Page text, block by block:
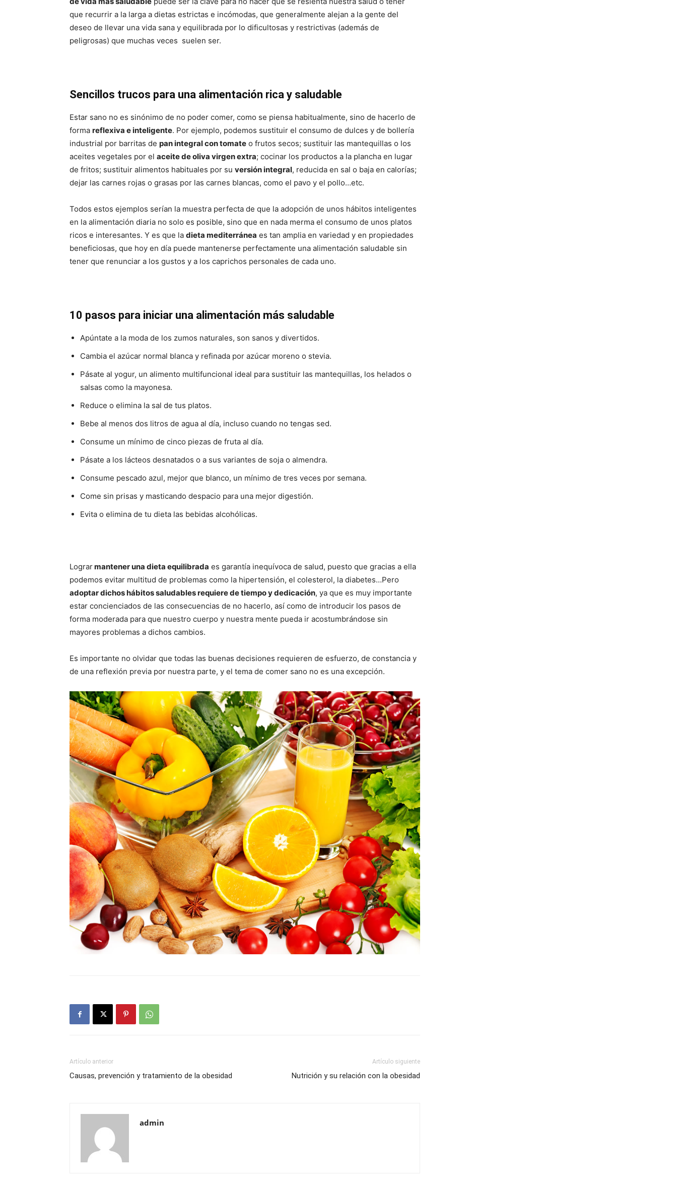
que recurrir a la larga a dietas estrictas e incómodas, que generalmente alejan a la gente del
deseo de llevar una vida sana y equilibrada por lo dificultosas y restrictivas (además de
peligrosas) que muchas veces suelen ser.
Sencillos trucos para una alimentación rica y saludable
Estar sano no es sinónimo de no poder comer, como se piensa habitualmente, sino de hacerlo de
forma reflexiva e inteligente. Por ejemplo, podemos sustituir el consumo de dulces y de bollería
industrial por barritas de pan integral con tomate o frutos secos; sustituir las mantequillas o los
aceites vegetales por el aceite de oliva virgen extra; cocinar los productos a la plancha en lugar
de fritos; sustituir alimentos habituales por su versión integral, reducida en sal o baja en calorías;
dejar las carnes rojas o grasas por las carnes blancas, como el pavo y el pollo…etc.
Todos estos ejemplos serían la muestra perfecta de que la adopción de unos hábitos inteligentes
en la alimentación diaria no solo es posible, sino que en nada merma el consumo de unos platos
ricos e interesantes. Y es que la dieta mediterránea es tan amplia en variedad y en propiedades
beneficiosas, que hoy en día puede mantenerse perfectamente una alimentación saludable sin
tener que renunciar a los gustos y a los caprichos personales de cada uno.
10 pasos para iniciar una alimentación más saludable
Apúntate a la moda de los zumos naturales, son sanos y divertidos.
Cambia el azúcar normal blanca y refinada por azúcar moreno o stevia.
Pásate al yogur, un alimento multifuncional ideal para sustituir las mantequillas, los helados o
salsas como la mayonesa.
Reduce o elimina la sal de tus platos.
Bebe al menos dos litros de agua al día, incluso cuando no tengas sed.
Consume un mínimo de cinco piezas de fruta al día.
Pásate a los lácteos desnatados o a sus variantes de soja o almendra.
Consume pescado azul, mejor que blanco, un mínimo de tres veces por semana.
Come sin prisas y masticando despacio para una mejor digestión.
Evita o elimina de tu dieta las bebidas alcohólicas.
Lograrmantener una dieta equilibrada es garantía inequívoca de salud, puesto que gracias a ella
podemos evitar multitud de problemas como la hipertensión, el colesterol, la diabetes…Pero
adoptar dichos hábitos saludables requiere de tiempo y dedicación, ya que es muy importante
estar concienciados de las consecuencias de no hacerlo, así como de introducir los pasos de
forma moderada para que nuestro cuerpo y nuestra mente pueda ir acostumbrándose sin
mayores problemas a dichos cambios.
Es importante no olvidar que todas las buenas decisiones requieren de esfuerzo, de constancia y
de una reflexión previa por nuestra parte, y el tema de comer sano no es una excepción.
Artículo anterior
Causas, prevención y tratamiento de la obesidad
Artículo siguiente
Nutrición y su relación con la obesidad
admin